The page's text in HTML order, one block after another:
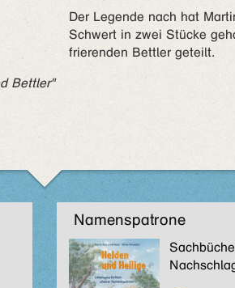
Bettler"
Der Legende nach hat
Schwert in zwei Stücke
frierenden Bettler geteilt.
Namenspatrone